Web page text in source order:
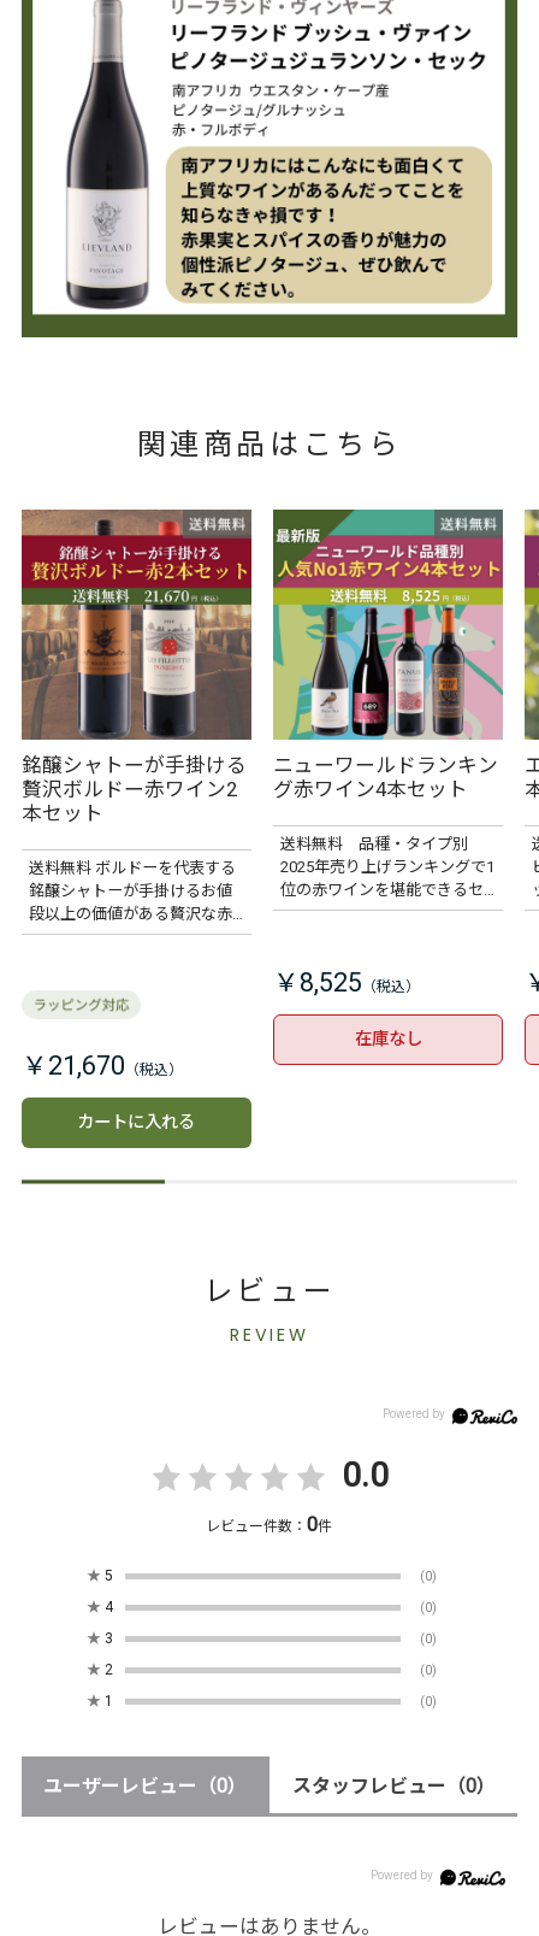
関連商品はこちら
銘醸シャトーが手掛ける
贅沢ボルドー赤ワイン2
本セット
送料無料 ボルドーを代表する
銘醸シャトーが手掛けるお値
段以上の価値がある贅沢な赤
ワイン2本セット
￥21,670
カートに入れる
ニューワールドランキン
グ赤ワイン4本セット
送料無料 品種・タイプ別
2025年売り上げランキングで1
位の赤ワインを堪能できるセ
ット
￥8,525
在庫なし
レビュー
REVIEW
0.0
レビュー件数：0件
★ 5 (0)
★ 4 (0)
★ 3 (0)
★ 2 (0)
★ 1 (0)
ユーザーレビュー （0） スタッフレビュー （0）
レビューはありません。